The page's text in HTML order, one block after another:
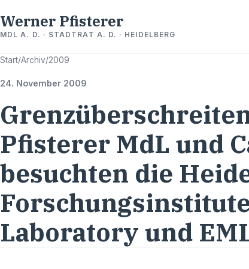
Werner Pfisterer
MDL A. D. · STADTRAT A. D. · HEIDELBERG
Start/Archiv/2009
24. November 2009
Pfisterer MdL und
besuchten die
Laboratory und